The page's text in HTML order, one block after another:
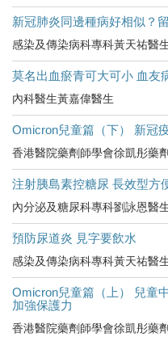
新冠肺炎同邊種病好相似？
感染及傳染病科專科黃天祐醫
莫名出血瘀青可大可小 血友
內科醫生黃嘉偉醫生
Omicron兒童篇（下） 新冠
香港醫院藥劑師學會徐凱彤藥
注射胰島素控糖尿 長效型方
內分泌及糖尿科專科劉詠恩醫
預防尿道炎 見字要飲水
感染及傳染病科專科黃天祐醫
Omicron兒童篇（上） 兒童
加強保護力
香港醫院藥劑師學會徐凱彤藥